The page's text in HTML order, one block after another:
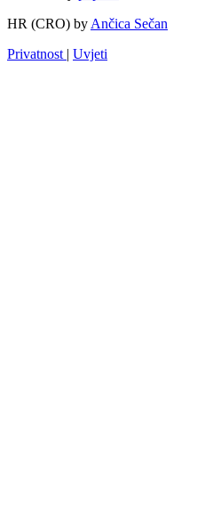
HR (CRO) by Ančica Sečan
Privatnost | Uvjeti